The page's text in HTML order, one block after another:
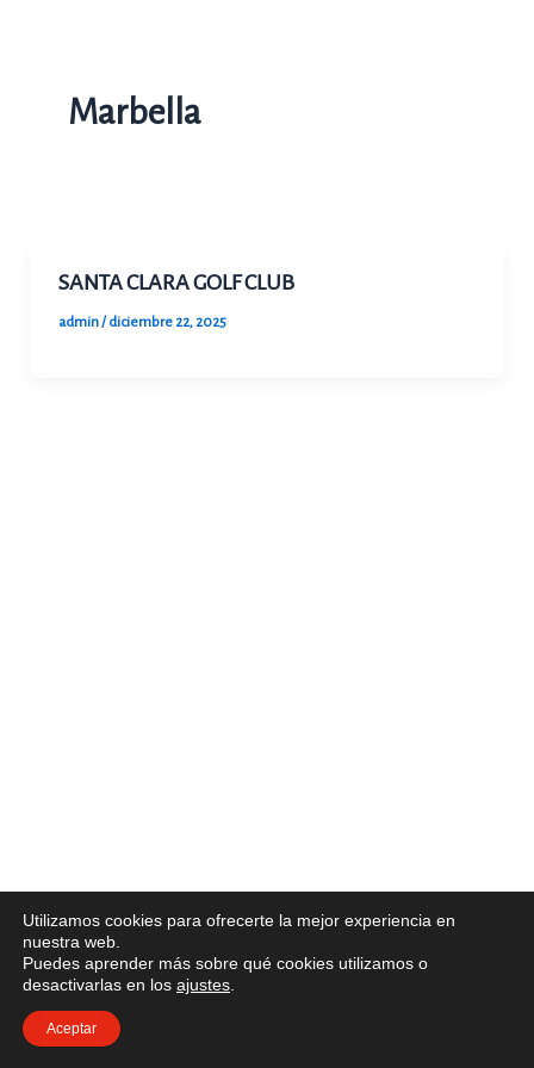
Marbella
SANTA CLARA GOLF CLUB
admin/diciembre 22, 2025
Utilizamos cookies para ofrecerte la mejor experiencia en
nuestra web.
Puedes aprender más sobre qué cookies utilizamos o
desactivarlas en los ajustes
Aceptar